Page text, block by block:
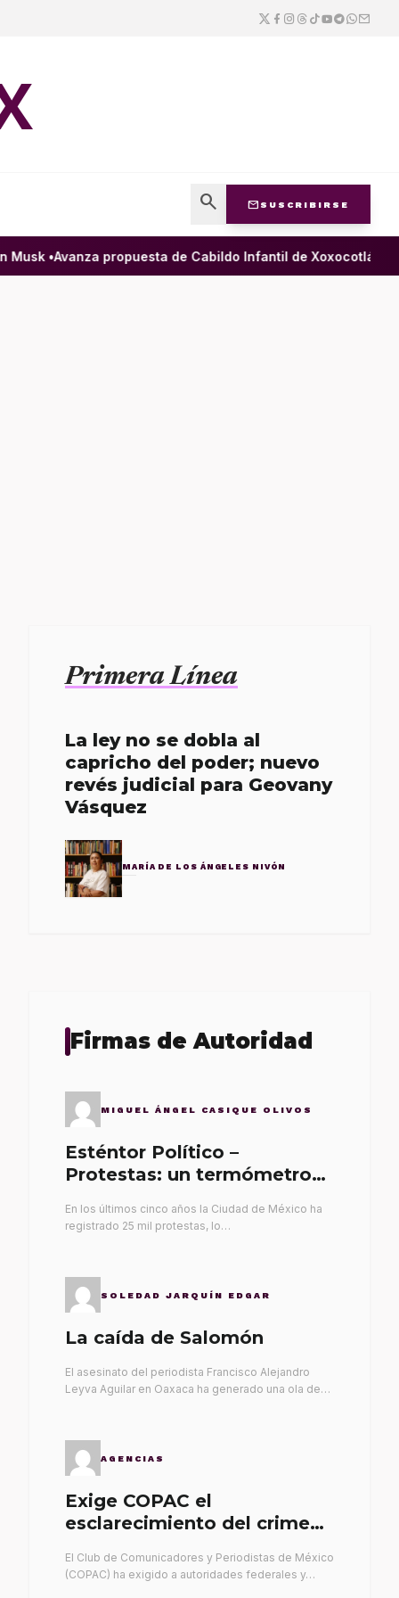
search mail SUSCRIBIRSE
•Avanza propuesta de Cabildo Infantil de Xoxocotlán
Primera Línea
La ley no se dobla al
capricho del poder; nuevo
revés judicial para Geovany
Vásquez
MARÍA DE LOS ÁNGELES NIVÓN
Firmas de Autoridad
MIGUEL ÁNGEL CASIQUE OLIVOS
Esténtor Político –
Protestas: un termómetro
En los últimos cinco años la Ciudad de México ha
registrado 25 mil protestas, lo…
SOLEDAD JARQUÍN EDGAR
La caída de Salomón
El asesinato del periodista Francisco Alejandro
Leyva Aguilar en Oaxaca ha generado una ola de…
AGENCIAS
Exige COPAC el
esclarecimiento del crimen
El Club de Comunicadores y Periodistas de México
(COPAC) ha exigido a autoridades federales y…